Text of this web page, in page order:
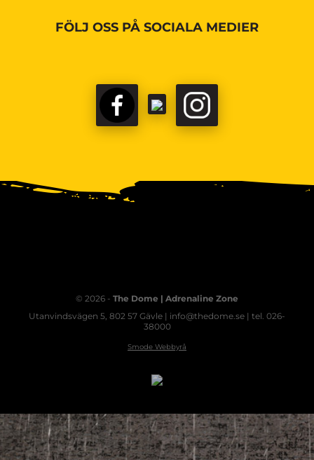
FÖLJ OSS PÅ SOCIALA MEDIER
© 2026 - The Dome | Adrenaline Zone
Utanvindsvägen 5, 802 57 Gävle | info@thedome.se | tel. 026-
38000
Smode Webbyrå